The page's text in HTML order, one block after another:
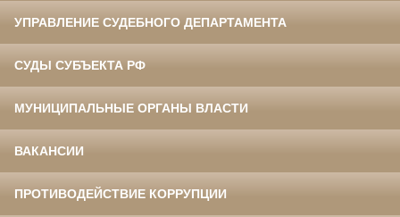
УПРАВЛЕНИЕ СУДЕБНОГО ДЕПАРТАМЕНТА
СУДЫ СУБЪЕКТА РФ
МУНИЦИПАЛЬНЫЕ ОРГАНЫ ВЛАСТИ
ВАКАНСИИ
ПРОТИВОДЕЙСТВИЕ КОРРУПЦИИ